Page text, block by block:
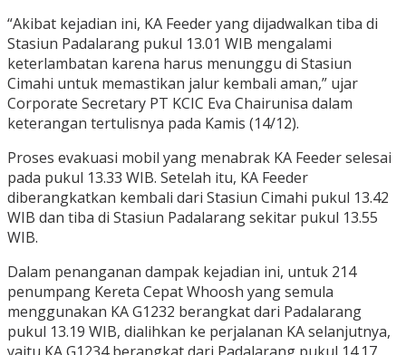
“Akibat kejadian ini, KA Feeder yang dijadwalkan tiba di
Stasiun Padalarang pukul 13.01 WIB mengalami
keterlambatan karena harus menunggu di Stasiun
Cimahi untuk memastikan jalur kembali aman,” ujar
Corporate Secretary PT KCIC Eva Chairunisa dalam
keterangan tertulisnya pada Kamis (14/12).
Proses evakuasi mobil yang menabrak KA Feeder selesai
pada pukul 13.33 WIB. Setelah itu, KA Feeder
diberangkatkan kembali dari Stasiun Cimahi pukul 13.42
WIB dan tiba di Stasiun Padalarang sekitar pukul 13.55
WIB.
Dalam penanganan dampak kejadian ini, untuk 214
penumpang Kereta Cepat Whoosh yang semula
menggunakan KA G1232 berangkat dari Padalarang
pukul 13.19 WIB, dialihkan ke perjalanan KA selanjutnya,